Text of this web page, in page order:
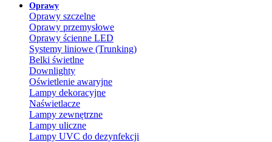
Oprawy
Oprawy szczelne
Oprawy przemysłowe
Oprawy ścienne LED
Systemy liniowe (Trunking)
Belki świetlne
Downlighty
Oświetlenie awaryjne
Lampy dekoracyjne
Naświetlacze
Lampy zewnętrzne
Lampy uliczne
Lampy UVC do dezynfekcji